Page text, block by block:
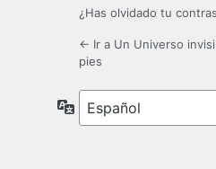
¿Has olvidado tu
← Ir a Un Universo
pies
Idioma